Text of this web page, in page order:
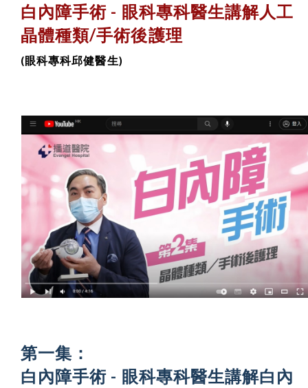
白內障手術 - 眼科專科醫生講解人工
晶體種類/手術後護理
(眼科專科邱健醫生)
第一集：
白內障手術 - 眼科專科醫生講解白內